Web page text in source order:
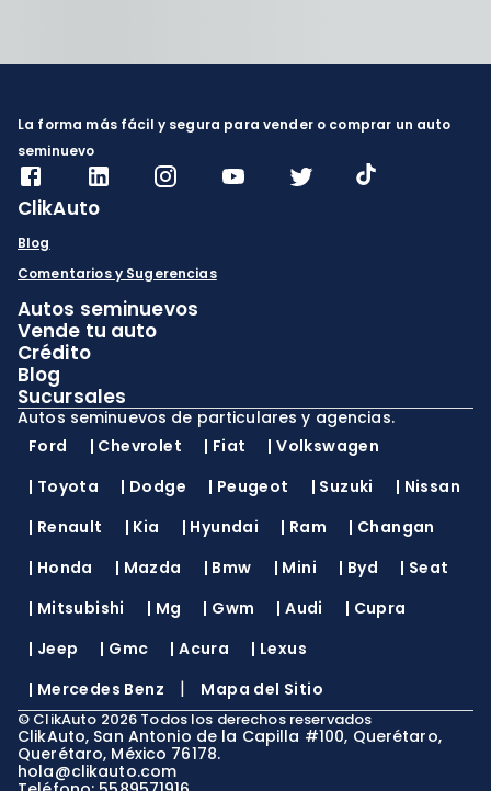
La forma más fácil y segura para vender o comprar un auto
seminuevo
ClikAuto
Blog
Comentarios y Sugerencias
Autos seminuevos
Vende tu auto
Crédito
Blog
Sucursales
Autos seminuevos de particulares y agencias.
Ford
| Chevrolet | Fiat |Volkswagen
| Toyota | Dodge | Peugeot | Suzuki | Nissan
| Renault | Kia | Hyundai | Ram | Changan
| Honda | Mazda | Bmw | Mini | Byd | Seat
| Mitsubishi | Mg | Gwm |Audi | Cupra
| Jeep | Gmc |Acura | Lexus
| Mercedes Benz | Mapa del Sitio
© ClikAuto 2026 Todos los derechos reservados
ClikAuto, San Antonio de la Capilla #100, Querétaro,
Querétaro, México 76178.
hola@clikauto.com